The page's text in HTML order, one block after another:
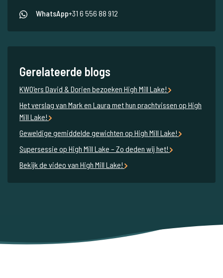
WhatsApp+31 6 556 88 912
Gerelateerde blogs
KWO'ers David & Dorien bezoeken High Mill Lake!
Het verslag van Mark en Laura met hun prachtvissen op High
Mill Lake!
Geweldige gemiddelde gewichten op High Mill Lake!
Supersessie op High Mill Lake – Zo deden wij het!
Bekijk de video van High Mill Lake!